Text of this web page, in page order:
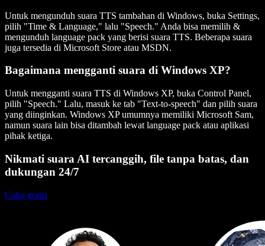
Untuk mengunduh suara TTS tambahan di Windows, buka Settings,
pilih "Time & Language," lalu "Speech." Anda bisa memilih &
mengunduh language pack yang berisi suara TTS. Beberapa suara
juga tersedia di Microsoft Store atau MSDN.
Bagaimana mengganti suara di Windows XP?
Untuk mengganti suara TTS di Windows XP, buka Control Panel,
pilih "Speech." Lalu, masuk ke tab "Text-to-speech" dan pilih suara
yang diinginkan. Windows XP umumnya memiliki Microsoft Sam,
namun suara lain bisa ditambah lewat language pack atau aplikasi
pihak ketiga.
Nikmati suara AI tercanggih, file tanpa batas, dan
dukungan 24/7
Coba gratis